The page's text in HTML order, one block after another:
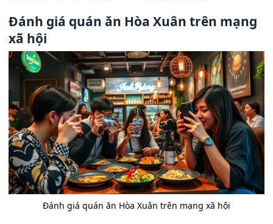
Đánh giá quán ăn Hòa Xuân trên mạng
xã hội
Đánh giá quán ăn Hòa Xuân trên mạng xã hội